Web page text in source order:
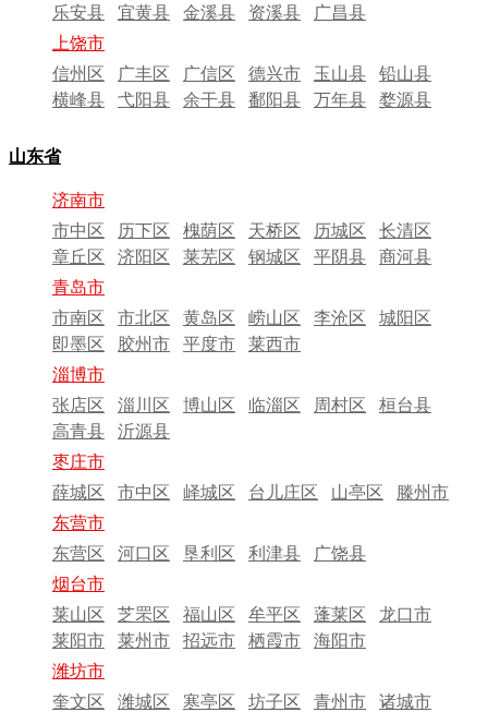
乐安县
宜黄县 金溪县 资溪县
广昌县
上饶市
信州区
广丰区 广信区 德兴市 玉山县
铅山县
横峰县
弋阳县 余干县 鄱阳县 万年县 婺源县
山东省
济南市
市中区
历下区 槐荫区 天桥区 历城区
长清区
章丘区
济阳区 莱芜区 钢城区 平阴县
商河县
青岛市
市南区
市北区 黄岛区 崂山区 李沧区
城阳区
即墨区
胶州市 平度市
莱西市
淄博市
张店区
淄川区 博山区 临淄区 周村区
桓台县
高青县
沂源县
枣庄市
薛城区
市中区 峄城区 台儿庄区 山亭区
滕州市
东营市
东营区
河口区 垦利区 利津县
广饶县
烟台市
莱山区
芝罘区 福山区 牟平区 蓬莱区
龙口市
莱阳市
莱州市 招远市 栖霞市
海阳市
潍坊市
奎文区
潍城区 寒亭区 坊子区 青州市
诸城市